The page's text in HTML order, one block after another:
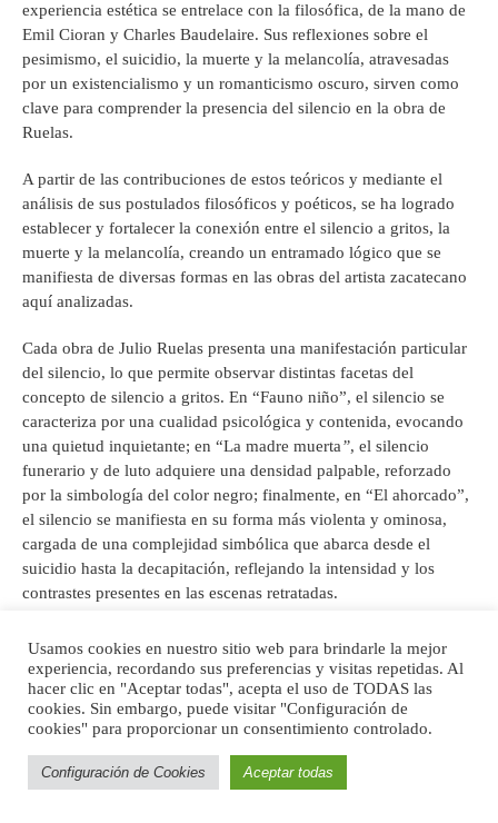
experiencia estética se entrelace con la filosófica, de la mano de
Emil Cioran y Charles Baudelaire. Sus reflexiones sobre el
pesimismo, el suicidio, la muerte y la melancolía, atravesadas
por un existencialismo y un romanticismo oscuro, sirven como
clave para comprender la presencia del silencio en la obra de
Ruelas.
A partir de las contribuciones de estos teóricos y mediante el
análisis de sus postulados filosóficos y poéticos, se ha logrado
establecer y fortalecer la conexión entre el silencio a gritos, la
muerte y la melancolía, creando un entramado lógico que se
manifiesta de diversas formas en las obras del artista zacatecano
aquí analizadas.
Cada obra de Julio Ruelas presenta una manifestación particular
del silencio, lo que permite observar distintas facetas del
concepto de silencio a gritos. En “Fauno niño”, el silencio se
caracteriza por una cualidad psicológica y contenida, evocando
una quietud inquietante; en “La madre muerta”, el silencio
funerario y de luto adquiere una densidad palpable, reforzado
por la simbología del color negro; finalmente, en “El ahorcado”,
el silencio se manifiesta en su forma más violenta y ominosa,
cargada de una complejidad simbólica que abarca desde el
suicidio hasta la decapitación, reflejando la intensidad y los
contrastes presentes en las escenas retratadas.
Lo que se aprecia a través de esta indagación, a partir de la
selección de obras y de su análisis en el marco del silencio a
gritos, es como la obra de Julio Ruelas se expande más allá de
los lienzos para convertirse en una experiencia filosófica, donde
lo visual y lo emocional se entrelazan en una manifestación casi
más oscura y cruda. Este silencio trasciende las formas de su
Usamos cookies en nuestro sitio web para brindarle la mejor
experiencia, recordando sus preferencias y visitas repetidas. Al
hacer clic en "Aceptar todas", acepta el uso de TODAS las
cookies. Sin embargo, puede visitar "Configuración de
cookies" para proporcionar un consentimiento controlado.
Configuración de Cookies Aceptar todas